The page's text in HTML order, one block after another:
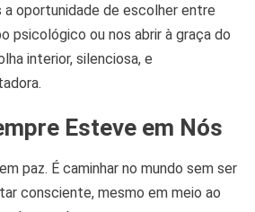
oportunidade de escolher entre
psicológico ou nos abrir à graça do
interior, silenciosa, e
Esteve em Nós
paz. É caminhar no mundo sem ser
consciente, mesmo em meio ao